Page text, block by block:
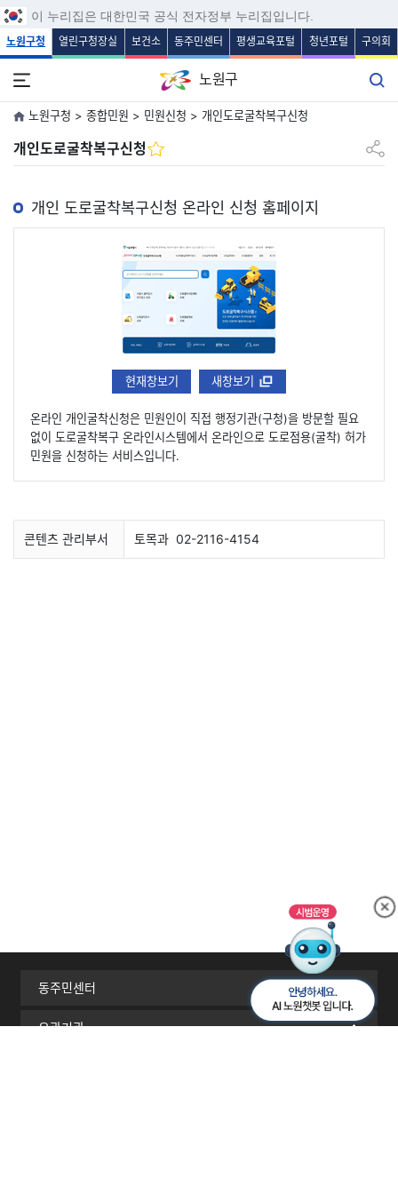
본문 바로가기
주메뉴 바로가기
보조메뉴 바로가기
푸터 바로가기
이 누리집은 대한민국 공식 전자정부 누리집입니다.
노원구청 열린구청장실 보건소 동주민센터 평생교육포털 청년포털 구의회
노원구
노원구청 > 종합민원 > 민원신청 > 개인도로굴착복구신청
개인도로굴착복구신청 공유하
개인 도로굴착복구신청 온라인 신청 홈페이지
현재창보기 새창보기
온라인 개인굴착신청은 민원인이 직접 행정기관(구청)을 방문할 필요
없이 도로굴착복구 온라인시스템에서 온라인으로 도로점용(굴착) 허가
민원을 신청하는 서비스입니다.
콘텐츠 관리부서 토목과 02-2116-4154
동주민센터
유관기관